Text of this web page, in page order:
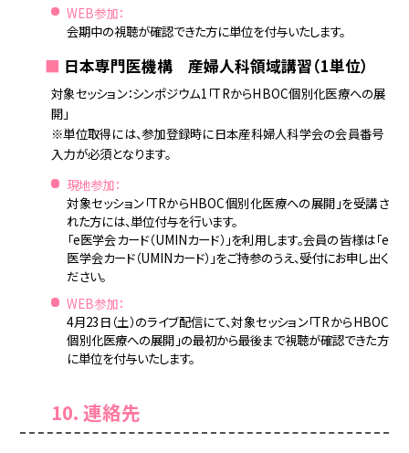
WEB参加：
会期中の視聴が確認できた方に単位を付与いたします。
■ 日本専門医機構 産婦人科領域講習（1単位）
対象セッション：シンポジウム1「TRからHBOC個別化医療への展
開」
※単位取得には、参加登録時に日本産科婦人科学会の会員番号
入力が必須となります。
現地参加：
対象セッション「TRからHBOC個別化医療への展開」を受講さ
れた方には、単位付与を行います。
「e医学会カード（UMINカード）」を利用します。会員の皆様は「e
医学会カード（UMINカード）」をご持参のうえ、受付にお申し出く
ださい。
WEB参加：
4月23日（土）のライブ配信にて、対象セッション「TRからHBOC
個別化医療への展開」の最初から最後まで視聴が確認できた方
に単位を付与いたします。
10. 連絡先